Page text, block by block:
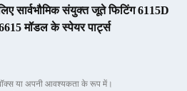
सार्वभौमिक संयुक्त जूते फिटिंग 6115D
मॉडल के स्पेयर पार्ट्स
या अपनी आवश्यकता के रूप में।